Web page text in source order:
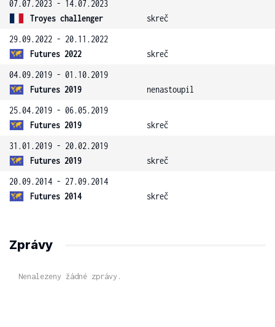
07.07.2023 - 14.07.2023
Troyes challenger
skreč
29.09.2022 - 20.11.2022
Futures 2022
skreč
04.09.2019 - 01.10.2019
Futures 2019
nenastoupil
25.04.2019 - 06.05.2019
Futures 2019
skreč
31.01.2019 - 20.02.2019
Futures 2019
skreč
20.09.2014 - 27.09.2014
Futures 2014
skreč
Zprávy
Nenalezeny žádné zprávy.